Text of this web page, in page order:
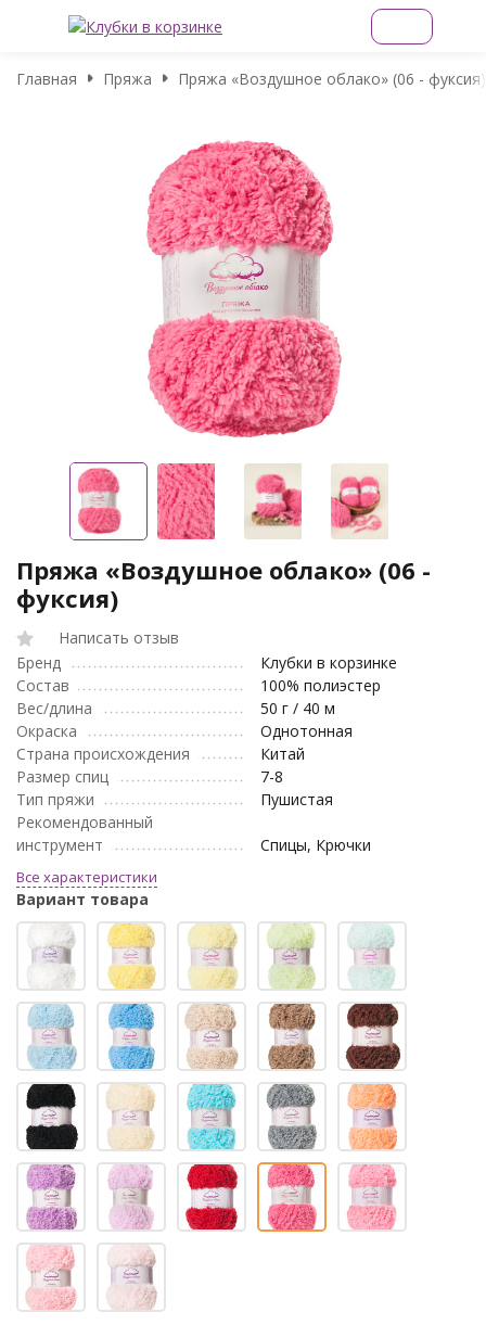
Главная Пряжа Пряжа «Воздушное облако» (06 - фуксия)
Пряжа «Воздушное облако» (06 -
фуксия)
Написать отзыв
Бренд
Клубки в корзинке
Состав
100% полиэстер
Вес/длина
50 г / 40 м
Окраска
Однотонная
Страна происхождения
Китай
Размер спиц
7-8
Тип пряжи
Пушистая
Рекомендованный
инструмент
Спицы, Крючки
Все характеристики
Вариант товара